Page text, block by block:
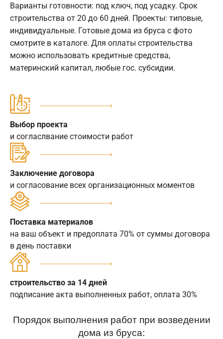
Варианты готовности: под ключ, под усадку. Срок
строительства от 20 до 60 дней. Проекты: типовые,
индивидуальные. Готовые дома из бруса с фото
смотрите в каталоге. Для оплаты строительства
можно использовать кредитные средства,
материнский капитал, любые гос. субсидии.
Выбор проекта
и согласлвание стоимости работ
Заключение договора
и согласование всех организационных моментов
Поставка материалов
на ваш объект и предоплата 70% от суммы договора
в день поставки
строительство за 14 дней
подписание акта выполненных работ, оплата 30%
Порядок выполнения работ при возведении
дома из бруса: